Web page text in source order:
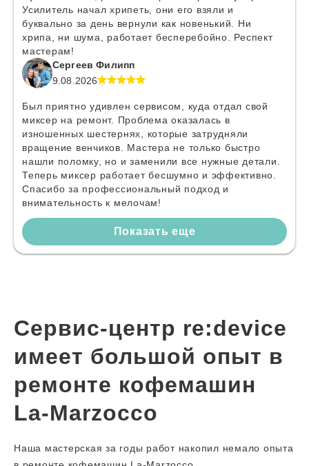
Усилитель начал хрипеть, они его взяли и
буквально за день вернули как новенький. Ни
хрипа, ни шума, работает бесперебойно. Респект
мастерам!
Сергеев Филипп
9.08.2026
Был приятно удивлен сервисом, куда отдал свой
миксер на ремонт. Проблема оказалась в
изношенных шестернях, которые затрудняли
вращение венчиков. Мастера не только быстро
нашли поломку, но и заменили все нужные детали.
Теперь миксер работает бесшумно и эффективно.
Спасибо за профессиональный подход и
внимательность к мелочам!
Показать еще
Сервис-центр re:device
имеет большой опыт в
ремонте кофемашин
La-Marzocco
Наша мастерская за годы работ накопил немало опыта